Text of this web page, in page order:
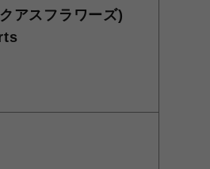
アスフラワーズ)